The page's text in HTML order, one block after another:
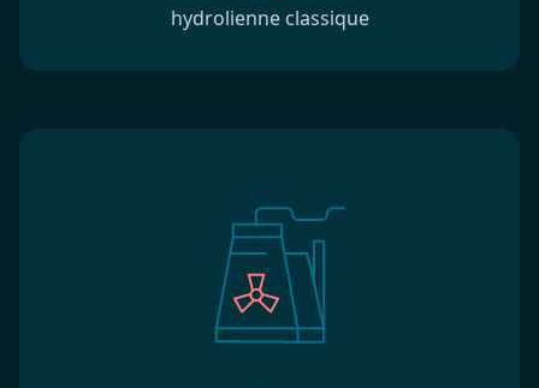
hydrolienne classique